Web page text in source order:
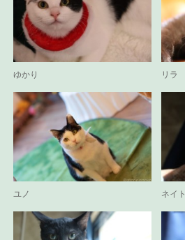
ゆかり リラ
ユノ ネイト